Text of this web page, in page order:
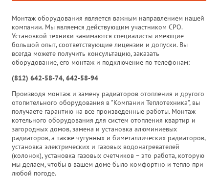
Монтаж оборудования является важным направлением нашей
компании. Мы являемся действующим участником СРО.
Установкой техники занимаются специалисты имеющие
большой опыт, соответствующие лицензии и допуски. Вы
всегда можете получить консультацию, заказать
оборудование, его монтаж и подключение по телефонам:
(812) 642-58-74, 642-58-94
Производя монтаж и замену радиаторов отопления и другого
отопительного оборудования в "Компании Теплотехника", вы
получаете гарантию на все произведенные работы. Монтаж
котельного оборудования для систем отопления квартир и
загородных домов, замена и установка алюминиевых
радиаторов, а также чугунных и биметаллических радиаторов,
установка электрических и газовых водонагревателей
(колонок), установка газовых счетчиков – это работа, которую
мы делаем, чтобы в вашем доме было комфортно и тепло при
любой погоде.